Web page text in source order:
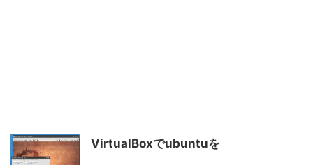
VirtualBoxでubuntuを